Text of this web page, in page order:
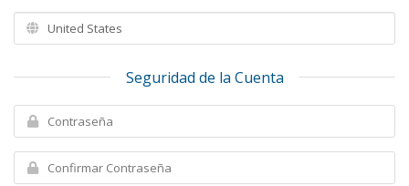
Seguridad de la Cuenta